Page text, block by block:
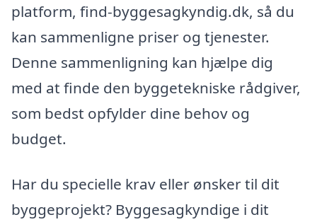
platform, find-byggesagkyndig.dk, så du
kan sammenligne priser og tjenester.
Denne sammenligning kan hjælpe dig
med at finde den byggetekniske rådgiver,
som bedst opfylder dine behov og
budget.
Har du specielle krav eller ønsker til dit
byggeprojekt? Byggesagkyndige i dit